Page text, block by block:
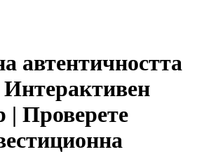
автентичността
| Проверете